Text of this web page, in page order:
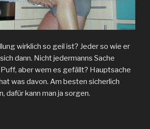
wirklich so geil ist? Jeder so wie er
dann. Nicht jedermanns Sache
aber wem es gefällt? Hauptsache
was davon. Am besten sicherlich
dafür kann man ja sorgen.